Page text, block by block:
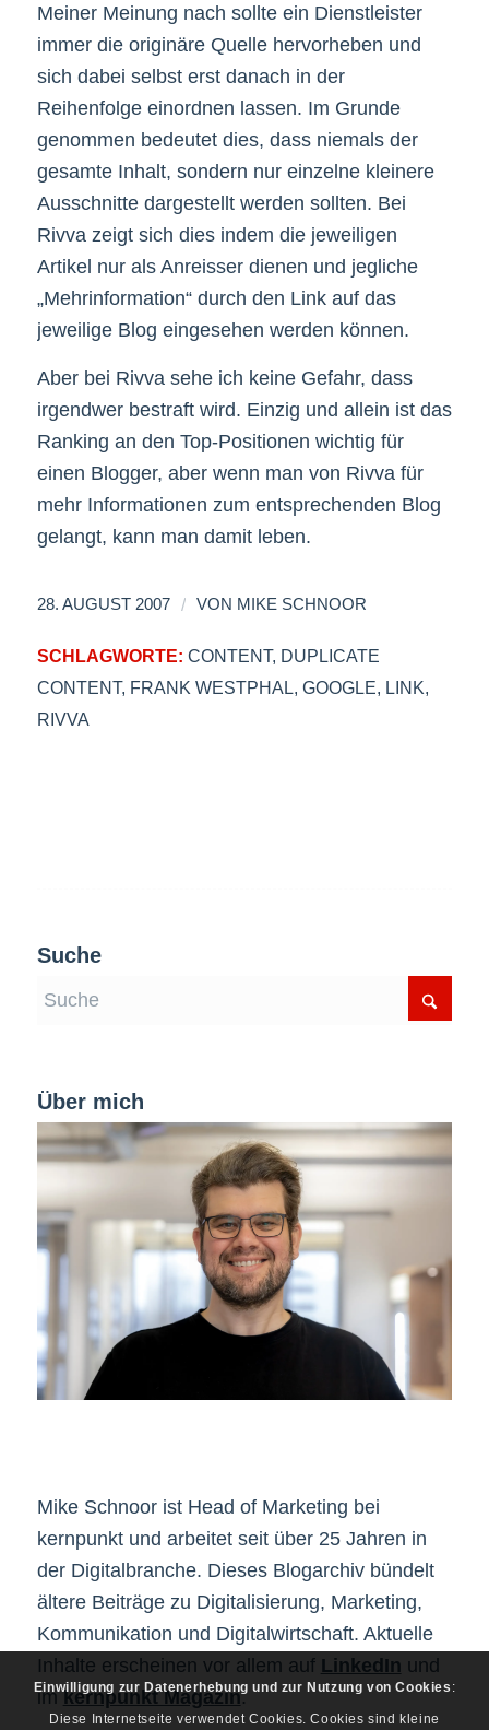
Meiner Meinung nach sollte ein Dienstleister
immer die originäre Quelle hervorheben und
sich dabei selbst erst danach in der
Reihenfolge einordnen lassen. Im Grunde
genommen bedeutet dies, dass niemals der
gesamte Inhalt, sondern nur einzelne kleinere
Ausschnitte dargestellt werden sollten. Bei
Rivva zeigt sich dies indem die jeweiligen
Artikel nur als Anreisser dienen und jegliche
„Mehrinformation“ durch den Link auf das
jeweilige Blog eingesehen werden können.
Aber bei Rivva sehe ich keine Gefahr, dass
irgendwer bestraft wird. Einzig und allein ist das
Ranking an den Top-Positionen wichtig für
einen Blogger, aber wenn man von Rivva für
mehr Informationen zum entsprechenden Blog
gelangt, kann man damit leben.
28. AUGUST 2007 / VON MIKE SCHNOOR
SCHLAGWORTE: CONTENT, DUPLICATE
CONTENT, FRANK WESTPHAL, GOOGLE, LINK,
RIVVA
Suche
Über mich
Mike Schnoor ist Head of Marketing bei
kernpunkt und arbeitet seit über 25 Jahren in
der Digitalbranche. Dieses Blogarchiv bündelt
ältere Beiträge zu Digitalisierung, Marketing,
Kommunikation und Digitalwirtschaft. Aktuelle
Inhalte erscheinen vor allem auf LinkedIn und
imkernpunkt Magazin.
Einwilligung zur Datenerhebung und zur Nutzung von Cookies :
Diese Internetseite verwendet Cookies. Cookies sind kleine